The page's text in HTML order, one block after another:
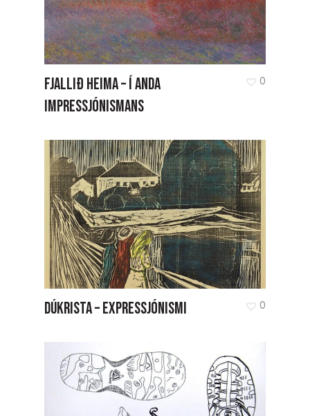
FJALLIÐ HEIMA – Í ANDA
IMPRESSJÓNISMANS
0
DÚKRISTA – EXPRESSJÓNISMI 0